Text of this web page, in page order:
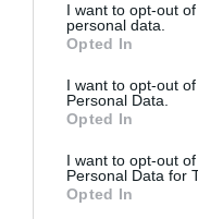
I want to opt-out
personal data.
Opted In
I want to opt-out
Personal Data.
Opted In
I want to opt-out
Personal Data for
Opted In
Νέοι
Tags
ΘΕΑΤΡΙΚΕΣ ΠΑΡΑΣΤΑΣΕΙΣ